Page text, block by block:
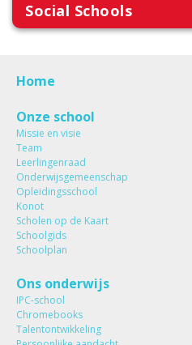
Social Schools
Home
Onze school
Missie en visie
Team
Leerlingenraad
Onderwijsgemeenschap
Opleidingsschool
Konot
Scholen op de Kaart
Schoolgids
Schoolplan
Ons onderwijs
IPC-school
Chromebooks
Talentontwikkeling